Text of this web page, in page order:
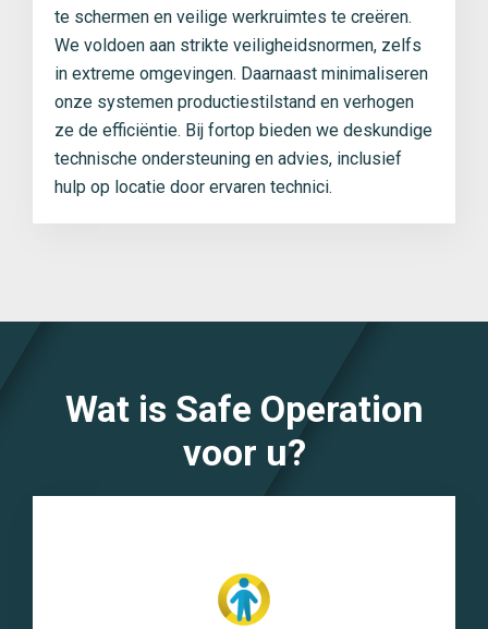
te schermen en veilige werkruimtes te creëren.
We voldoen aan strikte veiligheidsnormen, zelfs
in extreme omgevingen. Daarnaast minimaliseren
onze systemen productiestilstand en verhogen
ze de efficiëntie. Bij fortop bieden we deskundige
technische ondersteuning en advies, inclusief
hulp op locatie door ervaren technici.
Wat is Safe Operation
voor u?